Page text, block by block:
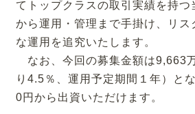
てトップクラスの取引実績を持つ
から運用・管理まで手掛け、リス
な運用を追究いたします。
なお、今回の募集金額は9,663
り4.5％、運用予定期間１年）と
0円から出資いただけます。